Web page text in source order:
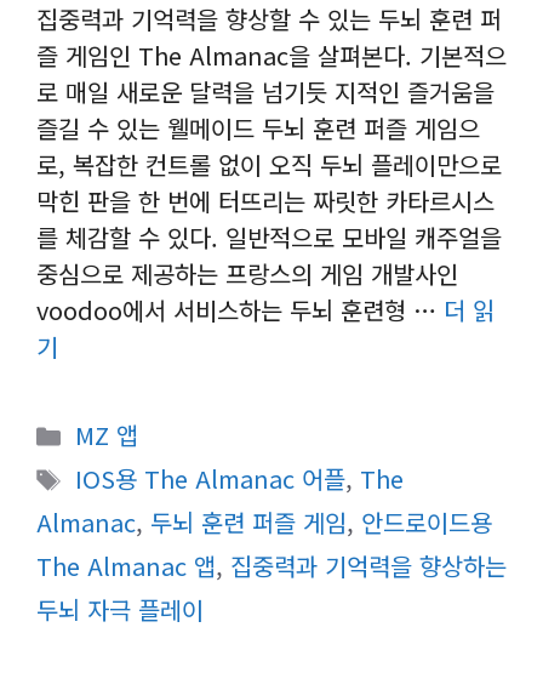
집중력과 기억력을 향상할 수 있는 두뇌 훈련 퍼
즐 게임인 The Almanac을 살펴본다. 기본적으
로 매일 새로운 달력을 넘기듯 지적인 즐거움을
즐길 수 있는 웰메이드 두뇌 훈련 퍼즐 게임으
로, 복잡한 컨트롤 없이 오직 두뇌 플레이만으로
막힌 판을 한 번에 터뜨리는 짜릿한 카타르시스
를 체감할 수 있다. 일반적으로 모바일 캐주얼을
중심으로 제공하는 프랑스의 게임 개발사인
voodoo에서 서비스하는 두뇌 훈련형 … 더 읽
기
카
테
리
MZ 앱
태
그
IOS용 The Almanac 어플, The
Almanac, 두뇌 훈련 퍼즐 게임, 안드로이드용
The Almanac 앱, 집중력과 기억력을 향상하는
두뇌 자극 플레이